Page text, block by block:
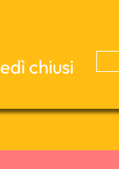
chiusi